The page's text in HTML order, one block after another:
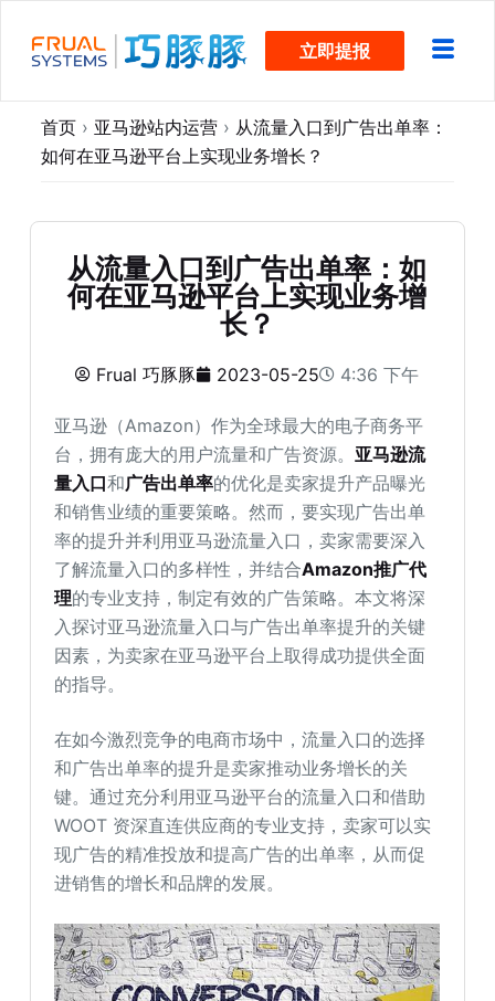
过
立即提报
首页 › 亚马逊站内运营 › 从流量入口到广告出单率：
如何在亚马逊平台上实现业务增长？
从流量入口到广告出单率：如
何在亚马逊平台上实现业务增
长？
Frual 巧豚豚 2023-05-25 4:36 下午
亚马逊（Amazon）作为全球最大的电子商务平
台，拥有庞大的用户流量和广告资源。亚马逊流
量入口和广告出单率的优化是卖家提升产品曝光
和销售业绩的重要策略。然而，要实现广告出单
率的提升并利用亚马逊流量入口，卖家需要深入
了解流量入口的多样性，并结合Amazon推广代
理的专业支持，制定有效的广告策略。本文将深
入探讨亚马逊流量入口与广告出单率提升的关键
因素，为卖家在亚马逊平台上取得成功提供全面
的指导。
在如今激烈竞争的电商市场中，流量入口的选择
和广告出单率的提升是卖家推动业务增长的关
键。通过充分利用亚马逊平台的流量入口和借助
WOOT 资深直连供应商的专业支持，卖家可以实
现广告的精准投放和提高广告的出单率，从而促
进销售的增长和品牌的发展。